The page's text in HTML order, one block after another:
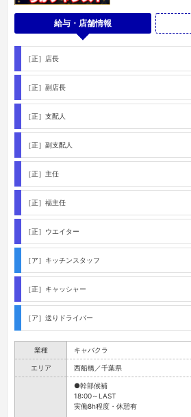
給与・店舗情報
［正］店長
［正］副店長
［正］支配人
［正］副支配人
［正］主任
［正］福主任
［正］ウエイター
［ア］キッチンスタッフ
［正］キャッシャー
［ア］送りドライバー
業種 キャバクラ
エリア 西船橋／千葉県
●幹部候補
18:00～LAST
実働8h程度・休憩有